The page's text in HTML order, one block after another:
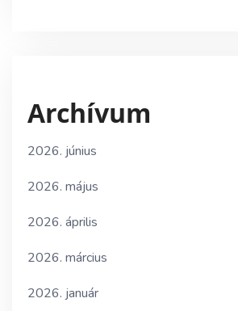
Archívum
2026. június
2026. május
2026. április
2026. március
2026. január